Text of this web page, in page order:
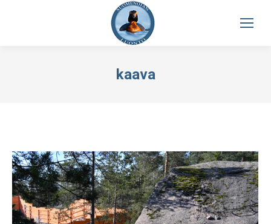
kaava